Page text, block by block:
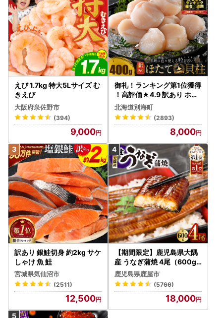
えび 1.7kg 特大5Lサイズ む
きえび
大阪府泉佐野市
(394)
9,000
御礼！ランキング第1位獲得
！高評価★4.9 訳あり ホタ
テ 400g（ほたて 帆立 貝柱
冷凍 ）
北海道別海町
(2893)
8,000
訳あり 銀鮭切身 約2kg サケ
しゃけ 魚 鮭
宮城県気仙沼市
(2511)
12,500
【期間限定】鹿児島県大隅
産 うなぎ蒲焼 4尾（600g
） KN007-004-04-cp18
うなぎ 鰻 魚 惣菜 総菜
鹿児島県鹿屋市
(5766)
18,000